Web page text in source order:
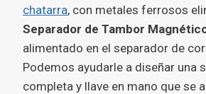
chatarra, con metales ferrosos
Separador de Tambor
alimentado en el separador de
Podemos ayudarle a diseñar una
completa y llave en mano que se